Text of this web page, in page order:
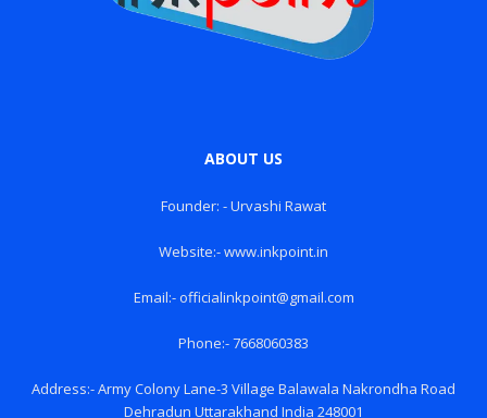
ABOUT US
Founder: - Urvashi Rawat
Website:- www.inkpoint.in
Email:- officialinkpoint@gmail.com
Phone:- 7668060383
Address:- Army Colony Lane-3 Village Balawala Nakrondha Road
Dehradun Uttarakhand India 248001